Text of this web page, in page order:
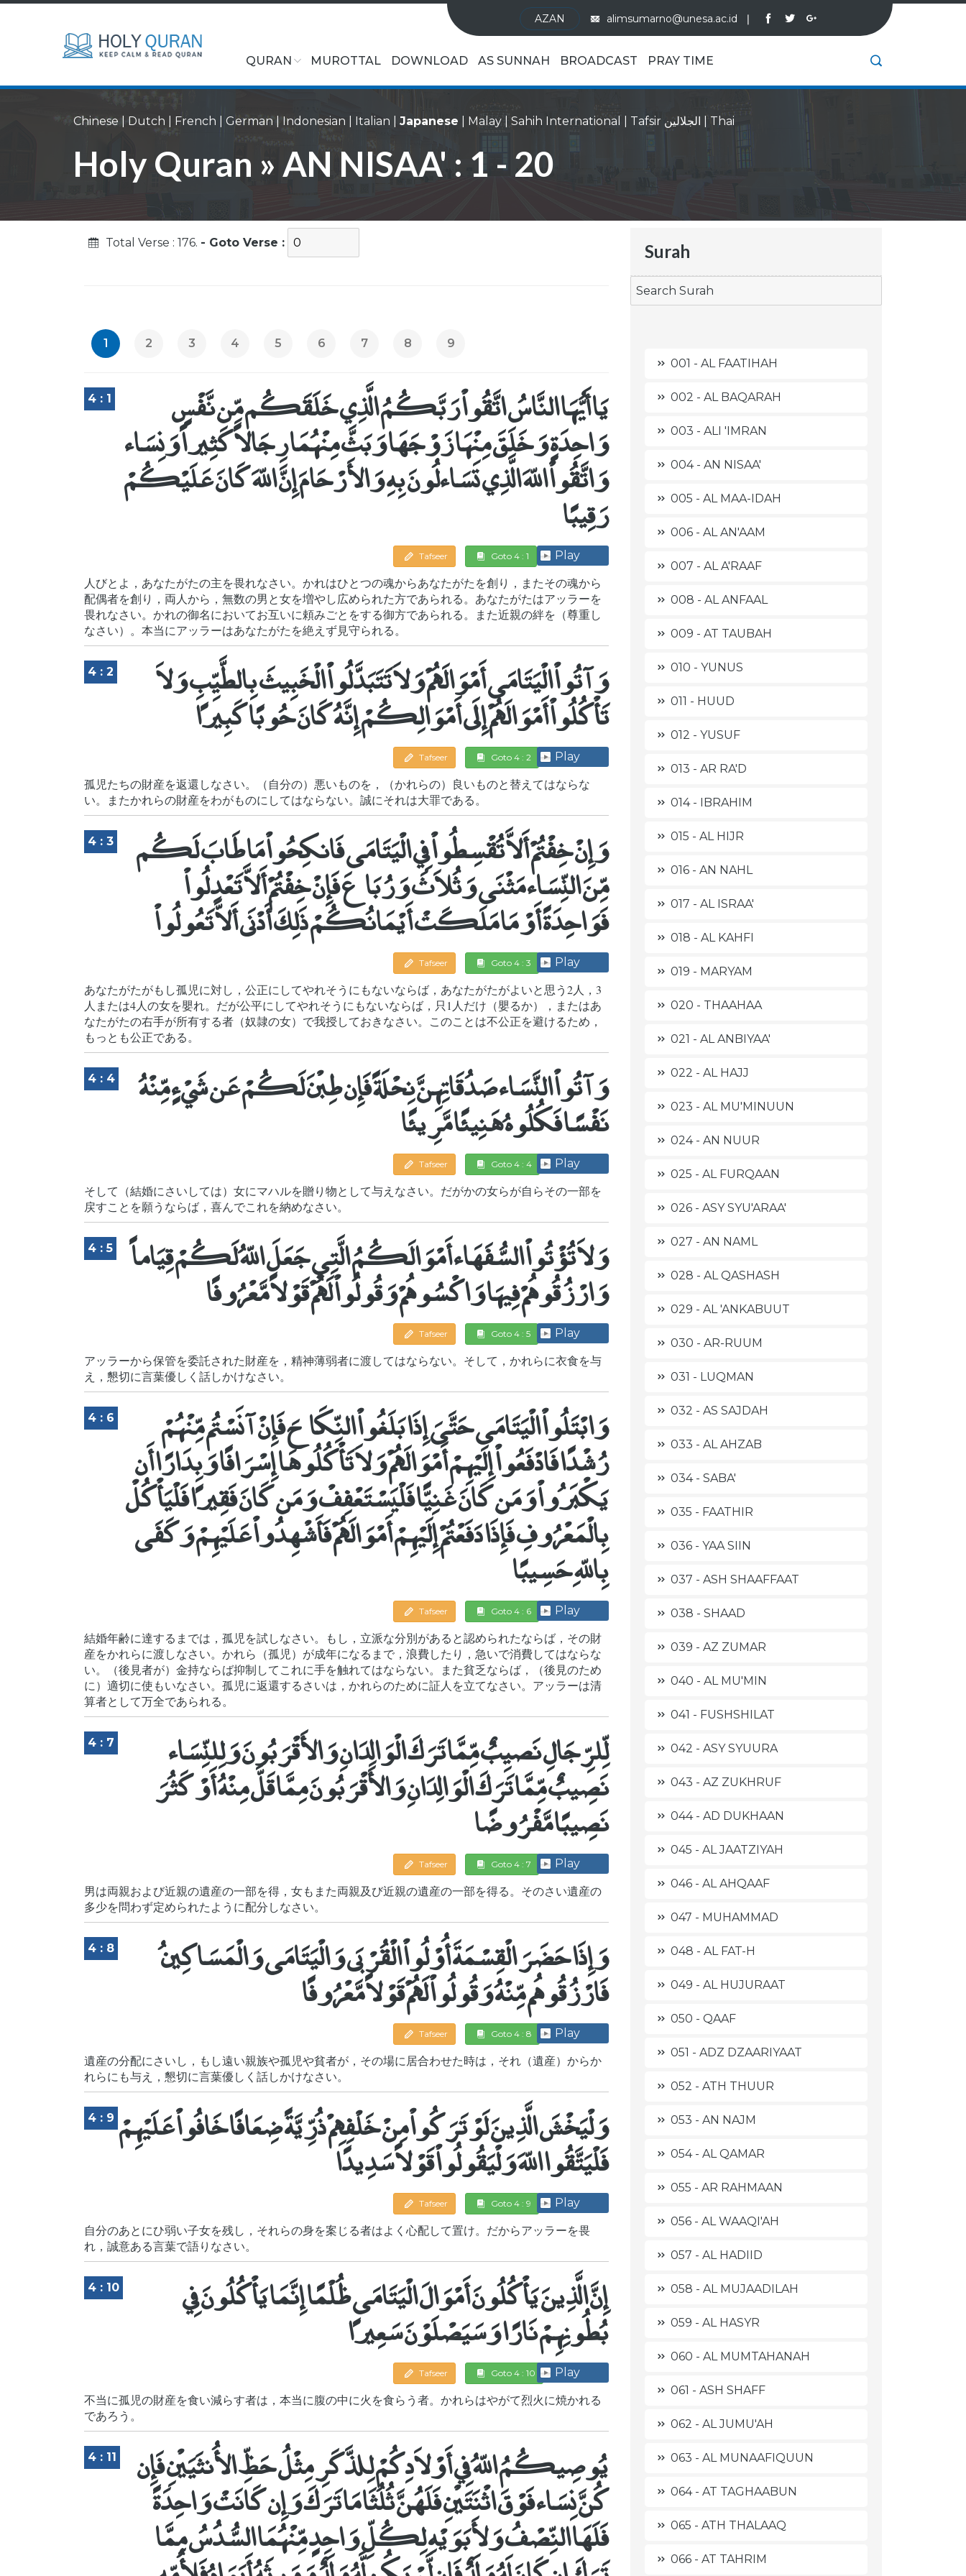
AZAN alimsumarno@unesa.ac.id ❘
QURAN MUROTTAL DOWNLOAD AS SUNNAH BROADCAST PRAY TIME
Chinese Dutch French German |Indonesian Italian Japanese Malay Sahih International Tafsir الجلالين Thai
Holy Quran » AN NISAA' : 1 - 20
Total Verse : 176. - Goto Verse :
1 2 3 4 5 6 7 8 9
4 : 1 يَا أَيُّهَا النَّاسُ اتَّقُواْ رَبَّكُمُ الَّذِي خَلَقَكُم مِّن نَّفْسٍ
وَاحِدَةٍ وَخَلَقَ مِنْهَا زَوْجَهَا وَبَثَّ مِنْهُمَا رِجَالاً كَثِيراً وَنِسَاء
وَاتَّقُواْ اللّهَ الَّذِي تَسَاءلُونَ بِهِ وَالأَرْحَامَ إِنَّ اللّهَ كَانَ عَلَيْكُمْ
رَقِيبًا
Tafseer Goto 4 : 1 Play
人びとよ，あなたがたの主を畏れなさい。かれはひとつの魂からあなたがたを創り，またその魂から
配偶者を創り，両人から，無数の男と女を増やし広められた方であられる。あなたがたはアッラーを
畏れなさい。かれの御名においてお互いに頼みごとをする御方であられる。また近親の絆を（尊重し
なさい）。本当にアッラーはあなたがたを絶えず見守られる。
4 : 2 وَآتُواْ الْيَتَامَى أَمْوَالَهُمْ وَلاَ تَتَبَدَّلُواْ الْخَبِيثَ بِالطَّيِّبِ وَلاَ
تَأْكُلُواْ أَمْوَالَهُمْ إِلَى أَمْوَالِكُمْ إِنَّهُ كَانَ حُوبًا كَبِيرًا
Tafseer Goto 4 : 2 Play
孤児たちの財産を返還しなさい。（自分の）悪いものを，（かれらの）良いものと替えてはならな
い。またかれらの財産をわがものにしてはならない。誠にそれは大罪である。
4 : 3 وَإِنْ خِفْتُمْ أَلاَّ تُقْسِطُواْ فِي الْيَتَامَى فَانكِحُواْ مَا طَابَ لَكُم
مِّنَ النِّسَاء مَثْنَى وَثُلاَثَ وَرُبَاعَ فَإِنْ خِفْتُمْ أَلاَّ تَعْدِلُواْ
فَوَاحِدَةً أَوْ مَا مَلَكَتْ أَيْمَانُكُمْ ذَلِكَ أَدْنَى أَلاَّ تَعُولُواْ
Tafseer Goto 4 : 3 Play
あなたがたがもし孤児に対し，公正にしてやれそうにもないならば，あなたがたがよいと思う2人，3
人または4人の女を嬰れ。だが公平にしてやれそうにもないならば，只1人だけ（嬰るか），またはあ
なたがたの右手が所有する者（奴隷の女）で我授しておきなさい。このことは不公正を避けるため，
もっとも公正である。
4 : 4 وَآتُواْ النَّسَاء صَدُقَاتِهِنَّ نِحْلَةً فَإِن طِبْنَ لَكُمْ عَن شَيْءٍ مِّنْهُ
نَفْسًا فَكُلُوهُ هَنِيئًا مَّرِيئًا
Tafseer Goto 4 : 4 Play
そして（結婚にさいしては）女にマハルを贈り物として与えなさい。だがかの女らが自らその一部を
戻すことを願うならば，喜んでこれを納めなさい。
4 : 5 وَلاَ تُؤْتُواْ السُّفَهَاء أَمْوَالَكُمُ الَّتِي جَعَلَ اللّهُ لَكُمْ قِيَاماً
وَارْزُقُوهُمْ فِيهَا وَاكْسُوهُمْ وَقُولُواْ لَهُمْ قَوْلاً مَّعْرُوفًا
Tafseer Goto 4 : 5 Play
アッラーから保管を委託された財産を，精神薄弱者に渡してはならない。そして，かれらに衣食を与
え，懇切に言葉優しく話しかけなさい。
4 : 6 وَابْتَلُواْ الْيَتَامَى حَتَّىَ إِذَا بَلَغُواْ النِّكَاحَ فَإِنْ آنَسْتُم مِّنْهُمْ
رُشْدًا فَادْفَعُواْ إِلَيْهِمْ أَمْوَالَهُمْ وَلاَ تَأْكُلُوهَا إِسْرَافًا وَبِدَارًا أَن
يَكْبَرُواْ وَمَن كَانَ غَنِيًّا فَلْيَسْتَعْفِفْ وَمَن كَانَ فَقِيرًا فَلْيَأْكُلْ
بِالْمَعْرُوفِ فَإِذَا دَفَعْتُمْ إِلَيْهِمْ أَمْوَالَهُمْ فَأَشْهِدُواْ عَلَيْهِمْ وَكَفَى
بِاللّهِ حَسِيبًا
Tafseer Goto 4 : 6 Play
結婚年齢に達するまでは，孤児を試しなさい。もし，立派な分別があると認められたならば，その財
産をかれらに渡しなさい。かれら（孤児）が成年になるまで，浪費したり，急いで消費してはならな
い。（後見者が）金持ならば抑制してこれに手を触れてはならない。また貧乏ならば，（後見のため
に）適切に使もいなさい。孤児に返還するさいは，かれらのために証人を立てなさい。アッラーは清
算者として万全であられる。
4 : 7 لِّلرِّجَالِ نَصيِبٌ مِّمَّا تَرَكَ الْوَالِدَانِ وَالأَقْرَبُونَ وَلِلنِّسَاء
نَصِيبٌ مِّمَّا تَرَكَ الْوَالِدَانِ وَالأَقْرَبُونَ مِمَّا قَلَّ مِنْهُ أَوْ كَثُرَ
نَصِيبًا مَّفْرُوضًا
Tafseer Goto 4 : 7 Play
男は両親および近親の遺産の一部を得，女もまた両親及び近親の遺産の一部を得る。そのさい遺産の
多少を問わず定められたように配分しなさい。
4 : 8 وَإِذَا حَضَرَ الْقِسْمَةَ أُوْلُواْ الْقُرْبَى وَالْيَتَامَى وَالْمَسَاكِينُ
فَارْزُقُوهُم مِّنْهُ وَقُولُواْ لَهُمْ قَوْلاً مَّعْرُوفًا
Tafseer Goto 4 : 8 Play
遺産の分配にさいし，もし遠い親族や孤児や貧者が，その場に居合わせた時は，それ（遺産）からか
れらにも与え，懇切に言葉優しく話しかけなさい。
4 : 9 وَلْيَخْشَ الَّذِينَ لَوْ تَرَكُواْ مِنْ خَلْفِهِمْ ذُرِّيَّةً ضِعَافًا خَافُواْ عَلَيْهِمْ
فَلْيَتَّقُوا اللّهَ وَلْيَقُولُواْ قَوْلاً سَدِيدًا
Tafseer Goto 4 : 9 Play
自分のあとにひ弱い子女を残し，それらの身を案じる者はよく心配して置け。だからアッラーを畏
れ，誠意ある言葉で語りなさい。
4 : 10 إِنَّ الَّذِينَ يَأْكُلُونَ أَمْوَالَ الْيَتَامَى ظُلْمًا إِنَّمَا يَأْكُلُونَ فِي
بُطُونِهِمْ نَارًا وَسَيَصْلَوْنَ سَعِيرًا
Tafseer Goto 4 : 10 Play
不当に孤児の財産を食い減らす者は，本当に腹の中に火を食らう者。かれらはやがて烈火に焼かれる
であろう。
4 : 11 يُوصِيكُمُ اللّهُ فِي أَوْلاَدِكُمْ لِلذَّكَرِ مِثْلُ حَظِّ الأُنثَيَيْنِ فَإِن
كُنَّ نِسَاء فَوْقَ اثْنَتَيْنِ فَلَهُنَّ ثُلُثَا مَا تَرَكَ وَإِن كَانَتْ وَاحِدَةً
فَلَهَا النِّصْفُ وَلأَبَوَيْهِ لِكُلِّ وَاحِدٍ مِّنْهُمَا السُّدُسُ مِمَّا
Surah
001 - AL FAATIHAH
002 - AL BAQARAH
003 - ALI 'IMRAN
004 - AN NISAA'
005 - AL MAA-IDAH
006 - AL AN'AAM
007 - AL A'RAAF
008 - AL ANFAAL
009 - AT TAUBAH
010 - YUNUS
011 - HUUD
012 - YUSUF
013 - AR RA'D
014 - IBRAHIM
015 - AL HIJR
016 - AN NAHL
017 - AL ISRAA'
018 - AL KAHFI
019 - MARYAM
020 - THAAHAA
021 - AL ANBIYAA'
022 - AL HAJJ
023 - AL MU'MINUUN
024 - AN NUUR
025 - AL FURQAAN
026 - ASY SYU'ARAA'
027 - AN NAML
028 - AL QASHASH
029 - AL 'ANKABUUT
030 - AR-RUUM
031 - LUQMAN
032 - AS SAJDAH
033 - AL AHZAB
034 - SABA'
035 - FAATHIR
036 - YAA SIIN
037 - ASH SHAAFFAAT
038 - SHAAD
039 - AZ ZUMAR
040 - AL MU'MIN
041 - FUSHSHILAT
042 - ASY SYUURA
043 - AZ ZUKHRUF
044 - AD DUKHAAN
045 - AL JAATZIYAH
046 - AL AHQAAF
047 - MUHAMMAD
048 - AL FAT-H
049 - AL HUJURAAT
050 - QAAF
051 - ADZ DZAARIYAAT
052 - ATH THUUR
053 - AN NAJM
054 - AL QAMAR
055 - AR RAHMAAN
056 - AL WAAQI'AH
057 - AL HADIID
058 - AL MUJAADILAH
059 - AL HASYR
060 - AL MUMTAHANAH
061 - ASH SHAFF
062 - AL JUMU'AH
063 - AL MUNAAFIQUUN
064 - AT TAGHAABUN
065 - ATH THALAAQ
066 - AT TAHRIM